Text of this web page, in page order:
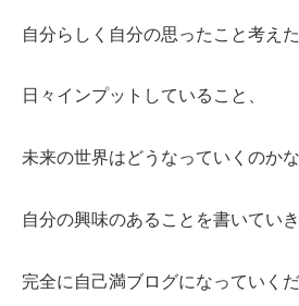
自分らしく自分の思ったこと考えた
日々インプットしていること、
未来の世界はどうなっていくのかな
自分の興味のあることを書いていき
完全に自己満ブログになっていく